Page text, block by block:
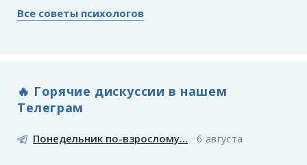
Все советы психологов
🔥 Горячие дискуссии в нашем
Телеграм
Понедельник по-взрослому... 6 августа